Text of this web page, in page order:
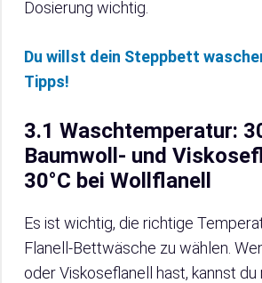
Dosierung wichtig.
Du willst dein Steppbett
Tipps!
3.1 Waschtemperatur:
Baumwoll- und
30°C bei Wollflanell
Es ist wichtig, die richtige
Flanell-Bettwäsche zu wählen.
oder Viskoseflanell hast, kannst du